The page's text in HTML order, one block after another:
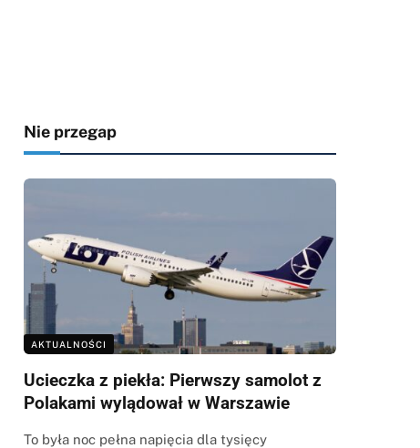
Nie przegap
AKTUALNOŚCI
Ucieczka z piekła: Pierwszy samolot z
Polakami wylądował w Warszawie
To była noc pełna napięcia dla tysięcy